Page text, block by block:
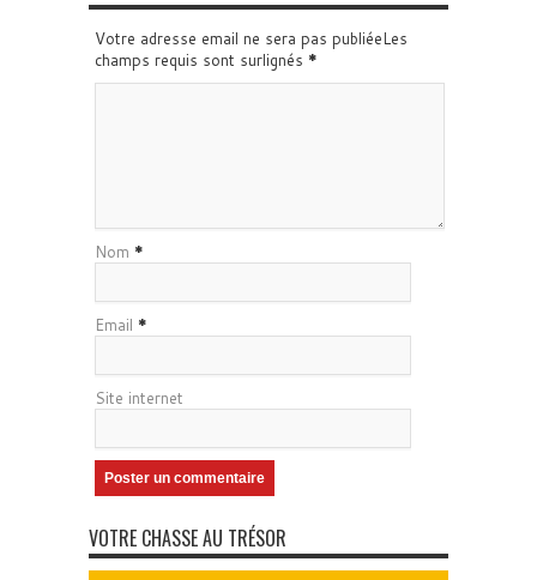
Votre adresse email ne sera pas publiéeLes
champs requis sont surlignés *
Nom *
Email *
Site internet
VOTRE CHASSE AU TRÉSOR